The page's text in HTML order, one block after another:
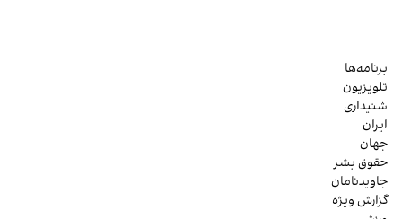
برنامه‌ها
تلویزیون
شنیداری
ایران
جهان
حقوق بشر
جاویدنامان
گزارش ویژه